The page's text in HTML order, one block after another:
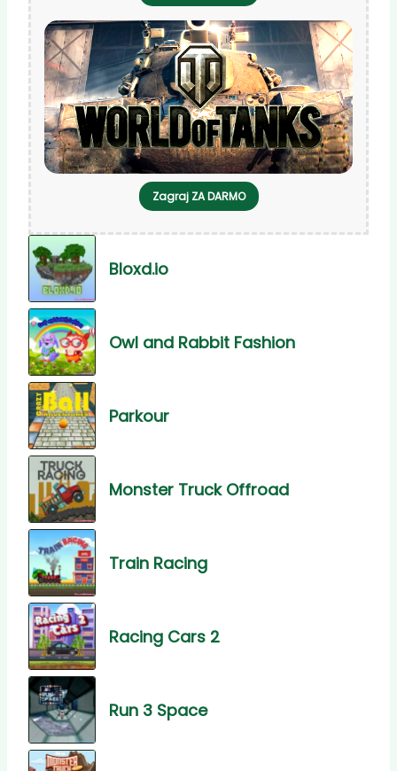
Zagraj ZA DARMO
Bloxd.io
Owl and Rabbit Fashion
Parkour
Monster Truck Offroad
Train Racing
Racing Cars 2
Run 3 Space